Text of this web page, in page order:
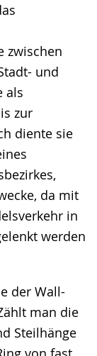
zwischen
und
als
zur
diente sie
da mit
in
werden
der Wall-
man die
Steilhänge